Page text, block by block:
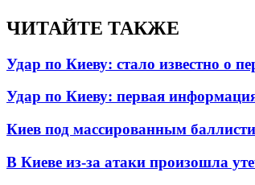
ЧИТАЙТЕ ТАКЖЕ
Удар по Киеву: стало известно о
Удар по Киеву: первая
Киев под массированным
В Киеве из-за атаки произошла